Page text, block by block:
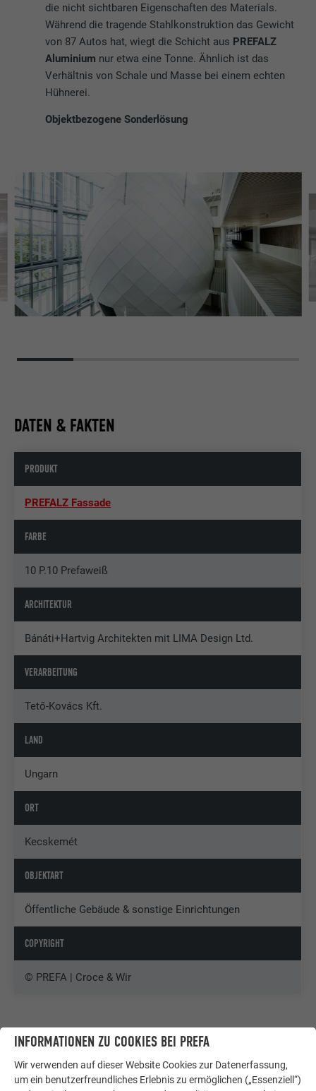
die nicht sichtbaren Eigenschaften des Materials.
Während die tragende Stahlkonstruktion das Gewicht
von 87 Autos hat, wiegt die Schicht aus PREFALZ
Aluminium nur etwa eine Tonne. Ähnlich ist das
Verhältnis von Schale und Masse bei einem echten
Hühnerei.
Objektbezogene Sonderlösung
DATEN & FAKTEN
PRODUKT
PREFALZ Fassade
FARBE
10 P.10 Prefaweiß
ARCHITEKTUR
Bánáti+Hartvig Architekten mit LIMA Design Ltd.
VERARBEITUNG
Tető-Kovács Kft.
LAND
Ungarn
ORT
Kecskemét
OBJEKTART
Öffentliche Gebäude & sonstige Einrichtungen
COPYRIGHT
© PREFA | Croce & Wir
INFORMATIONEN ZU COOKIES BEI PREFA
Wir verwenden auf dieser Website Cookies zur Datenerfassung,
um ein benutzerfreundliches Erlebnis zu ermöglichen („Essenziell“)